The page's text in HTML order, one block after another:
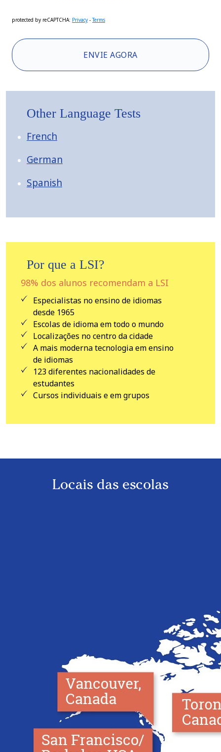
protected by reCAPTCHA: Privacy -Terms
ENVIE AGORA
Other Language Tests
French
German
Spanish
Por que a LSI?
98% dos alunos recomendam a LSI
Especialistas no ensino de idiomas
desde 1965
Escolas de idioma em todo o mundo
Localizações no centro da cidade
A mais moderna tecnologia em ensino
de idiomas
123 diferentes nacionalidades de
estudantes
Cursos individuais e em grupos
Locais das escolas
Centro
Londres-
Hampstead
Cambridge
Boston
Toronto